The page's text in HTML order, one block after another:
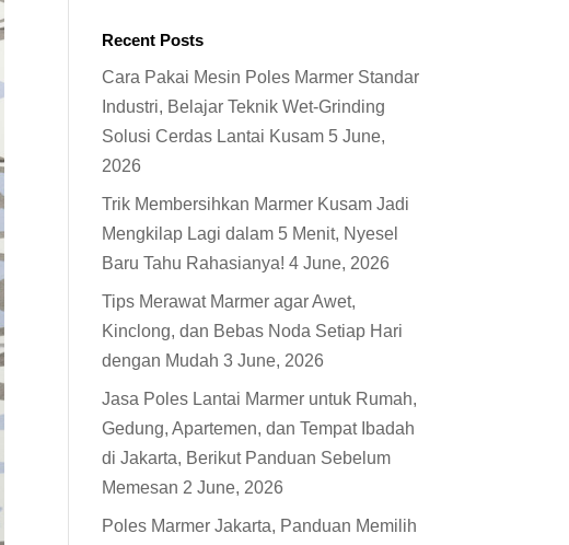
Recent Posts
Cara Pakai Mesin Poles Marmer Standar
Industri, Belajar Teknik Wet-Grinding
Solusi Cerdas Lantai Kusam 5 June,
2026
Trik Membersihkan Marmer Kusam Jadi
Mengkilap Lagi dalam 5 Menit, Nyesel
Baru Tahu Rahasianya! 4 June, 2026
Tips Merawat Marmer agar Awet,
Kinclong, dan Bebas Noda Setiap Hari
dengan Mudah 3 June, 2026
Jasa Poles Lantai Marmer untuk Rumah,
Gedung, Apartemen, dan Tempat Ibadah
di Jakarta, Berikut Panduan Sebelum
Memesan 2 June, 2026
Poles Marmer Jakarta, Panduan Memilih